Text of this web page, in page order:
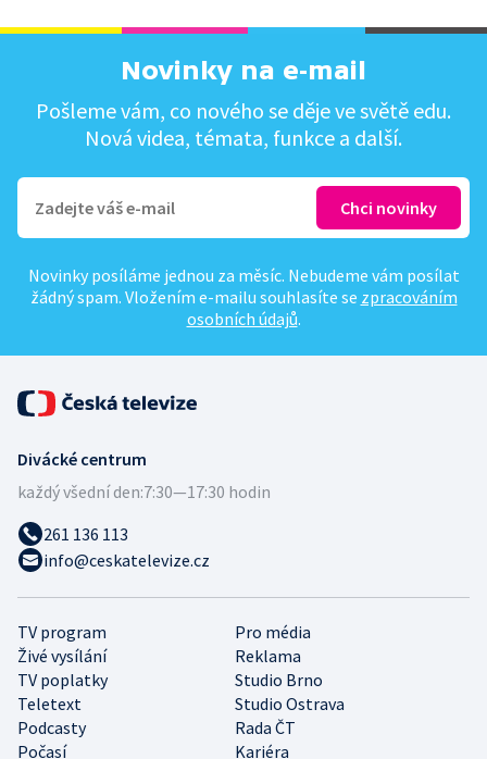
Novinky na e-mail
Pošleme vám, co nového se děje ve světě edu.
Nová videa, témata, funkce a další.
Novinky posíláme jednou za měsíc. Nebudeme vám posílat
žádný spam. Vložením e-mailu souhlasíte se zpracováním
osobních údajů.